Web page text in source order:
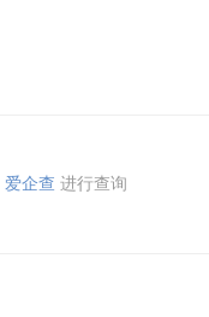
爱企查 进行查询